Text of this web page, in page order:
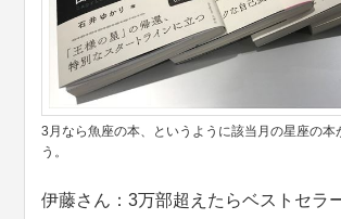
3月なら魚座の本、というように該当月の星座の本
う。
伊藤さん：3万部超えたらベストセラ